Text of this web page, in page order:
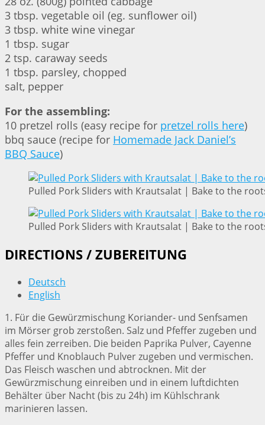
3 tbsp. vegetable oil (eg. sunflower oil)
3 tbsp. white wine vinegar
1 tbsp. sugar
2 tsp. caraway seeds
1 tbsp. parsley, chopped
salt, pepper
For the assembling:
10 pretzel rolls (easy recipe for pretzel rolls here)
bbq sauce (recipe for Homemade Jack Daniel’s
BBQ Sauce)
Pulled Pork Sliders with Krautsalat | Bake to the
Pulled Pork Sliders with Krautsalat | Bake to the
DIRECTIONS / ZUBEREITUNG
Deutsch
English
1. Für die Gewürzmischung Koriander- und Senfsamen
im Mörser grob zerstoßen. Salz und Pfeffer zugeben und
alles fein zerreiben. Die beiden Paprika Pulver, Cayenne
Pfeffer und Knoblauch Pulver zugeben und vermischen.
Das Fleisch waschen und abtrocknen. Mit der
Gewürzmischung einreiben und in einem luftdichten
Behälter über Nacht (bis zu 24h) im Kühlschrank
marinieren lassen.